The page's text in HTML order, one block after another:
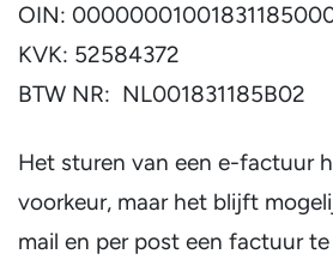
OIN:
KVK: 52584372
BTW NR: NL001831185B02
Het sturen van een e-factuur
voorkeur, maar het blijft
mail en per post een factuur